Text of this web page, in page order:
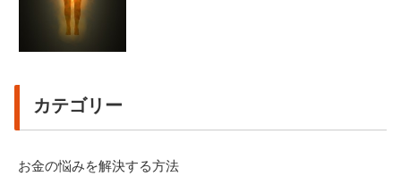
カテゴリー
お金の悩みを解決する方法